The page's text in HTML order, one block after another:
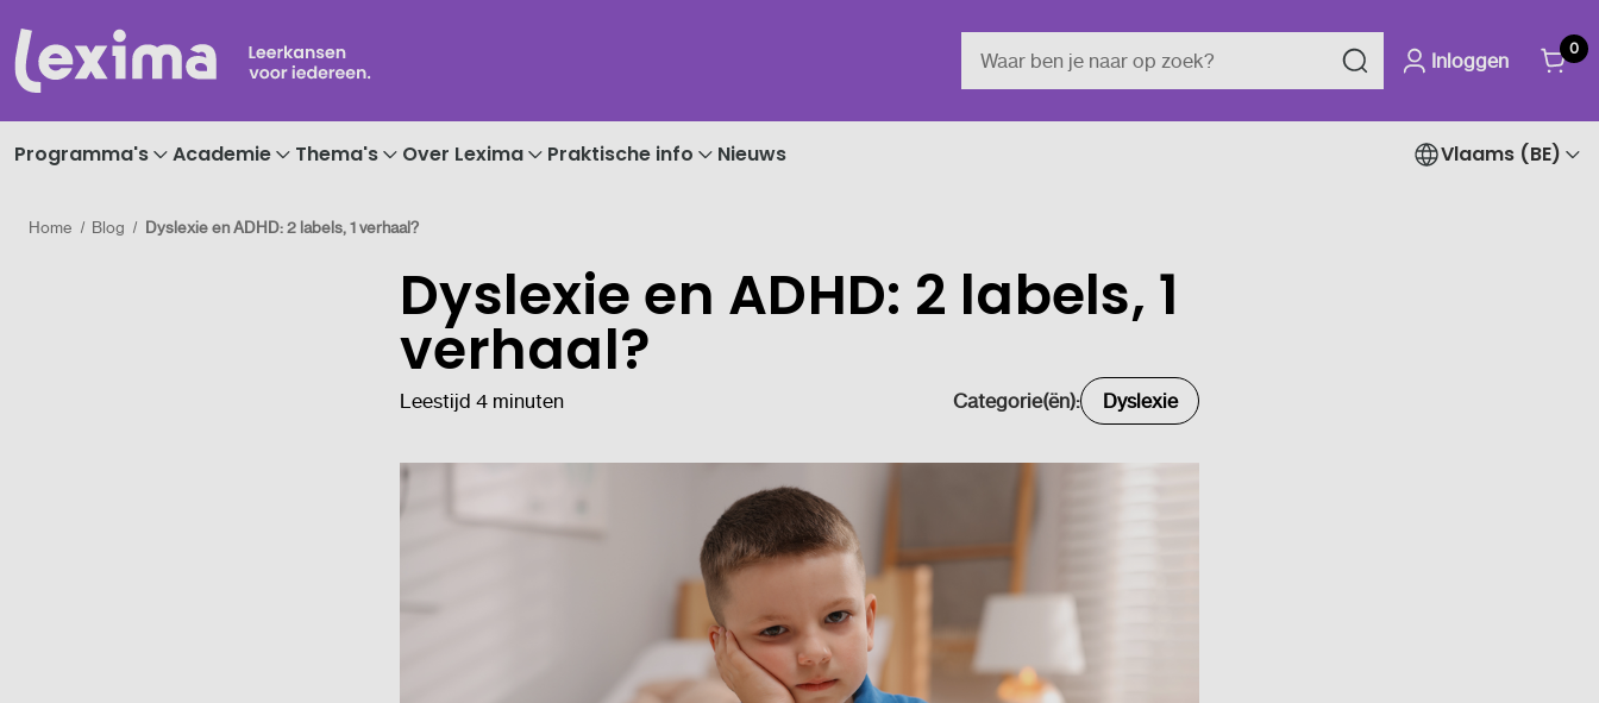
Inloggen
0
Programma's Academie Thema's Over Lexima Praktische info Nieuws Vlaams (BE)
Home Blog Dyslexie en ADHD: 2 labels, 1 verhaal?
Dyslexie en ADHD: 2 labels, 1
verhaal?
Leestijd 4 minuten Categorie(ën): Dyslexie